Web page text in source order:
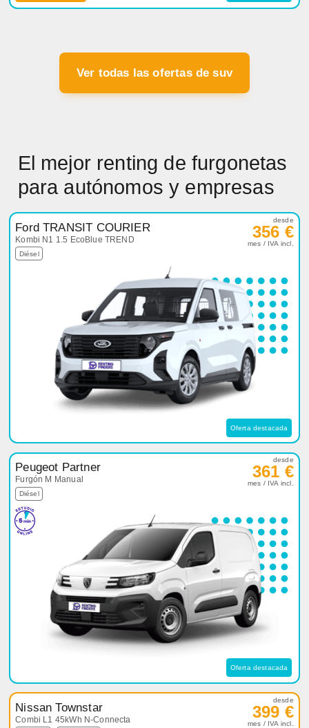
Ver todas las ofertas de suv
El mejor renting de furgonetas
para autónomos y empresas
Ford TRANSIT COURIER
Kombi N1 1.5 EcoBlue TREND
Diésel
desde
356 €
mes / IVA incl.
Oferta destacada
Peugeot Partner
Furgón M Manual
Diésel
desde
361 €
mes / IVA incl.
Oferta destacada
Nissan Townstar
Combi L1 45kWh N-Connecta
desde
399 €
mes / IVA incl.